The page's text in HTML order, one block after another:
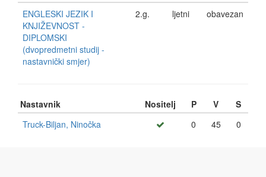
ENGLESKI JEZIK I
KNJIŽEVNOST -
DIPLOMSKI
(dvopredmetni studij -
nastavnički smjer)
2.g. ljetni obavezan
Nastavnik Nositelj P V
S
Truck-Biljan, Ninočka
0 45 0